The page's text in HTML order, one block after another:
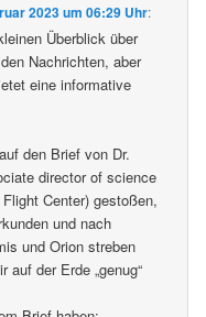
2023 um 06:29 Uhr:
Überblick über
Nachrichten, aber
eine informative
den Brief von Dr.
director of science
Center) gestoßen,
und nach
und Orion streben
auf der Erde „genug“